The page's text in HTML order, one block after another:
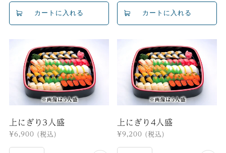
上にぎり3人盛
通
¥6,900 (税込)
上にぎり4人盛
通
¥9,200 (税込)